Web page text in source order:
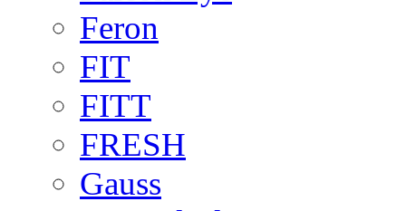
Feron
FIT
FITT
FRESH
Gauss